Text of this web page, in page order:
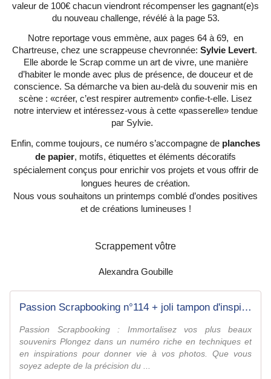
valeur de 100€ chacun viendront récompenser les gagnant(e)s
du nouveau challenge, révélé à la page 53.
Notre reportage vous emmène, aux pages 64 à 69, en
Chartreuse, chez une scrappeuse chevronnée: Sylvie Levert.
Elle aborde le Scrap commeun art de vivre, une manière
d’habiter le monde avec plus de présence, de douceur et de
conscience. Sa démarche va bien au-delà du souvenir mis en
scène : «créer, c’est respirer autrement» confie-t-elle. Lisez
notre interview et intéressez-vous à cette «passerelle» tendue
par Sylvie.
Enfin, comme toujours, ce numéro s’accompagne de planches
de papier, motifs, étiquettes et éléments décoratifs
spécialement conçus pour enrichir vos projets et vous offrir de
longues heures de création.
Nous vous souhaitons un printemps comblé d’ondes positives
et de créations lumineuses !
Scrappement vôtre
Alexandra Goubille
Passion Scrapbooking n°114 + joli tampon d'inspiration végétale
Passion Scrapbooking : Immortalisez vos plus beaux
souvenirs Plongez dans un numéro riche en techniques et
en inspirations pour donner vie à vos photos. Que vous
soyez adepte de la précision du ...